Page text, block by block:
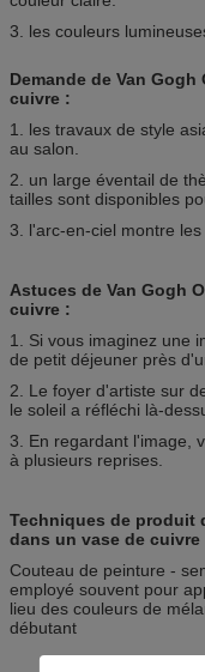
3. les couleurs
Demande de Van
cuivre :
1. les travaux de style
au salon.
2. un large éventail de
tailles sont disponibles
3. l'arc-en-ciel montre
Astuces de Van Gogh
cuivre :
1. Si vous imaginez une
de petit déjeuner près
2. Le foyer d'artiste sur
le soleil a réfléchi là-
3. En regardant l'image,
à plusieurs reprises.
Techniques de produit
dans un vase de cuivre
Couteau de peinture -
employé souvent pour
lieu des couleurs de
débutant